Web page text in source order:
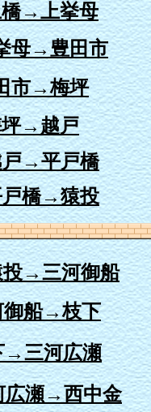
橋→上挙母
母→豊田市
市→梅坪
坪→越戸
戸→平戸橋
戸橋→猿投
投→三河御船
御船→枝下
→三河広瀬
広瀬→西中金